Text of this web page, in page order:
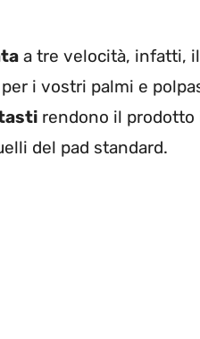
a tre velocità, infatti, il
i vostri palmi e
rendono il
del pad standard.